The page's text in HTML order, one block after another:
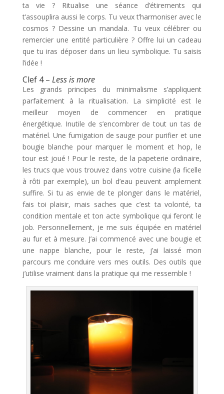
ta vie ? Ritualise une séance d’étirements qui
t’assouplira aussi le corps. Tu veux t’harmoniser avec le
cosmos ? Dessine un mandala. Tu veux célébrer ou
remercier une entité particulière ? Offre lui un cadeau
que tu iras déposer dans un lieu symbolique. Tu saisis
l’idée !
Clef 4 – Less is more
Les grands principes du minimalisme s’appliquent
parfaitement à la ritualisation. La simplicité est le
meilleur moyen de commencer en pratique
énergétique. Inutile de s’encombrer de tout un tas de
matériel. Une fumigation de sauge pour purifier et une
bougie blanche pour marquer le moment et hop, le
tour est joué ! Pour le reste, de la papeterie ordinaire,
les trucs que vous trouvez dans votre cuisine (la ficelle
à rôti par exemple), un bol d’eau peuvent amplement
suffire. Si tu as envie de te plonger dans le matériel,
fais toi plaisir, mais saches que c’est ta volonté, ta
condition mentale et ton acte symbolique qui feront le
job. Personnellement, je me suis équipée en matériel
au fur et à mesure. J’ai commencé avec une bougie et
une nappe blanche, pour le reste, j’ai laissé mon
parcours me conduire vers mes outils. Des outils que
j’utilise vraiment dans la pratique qui me ressemble !